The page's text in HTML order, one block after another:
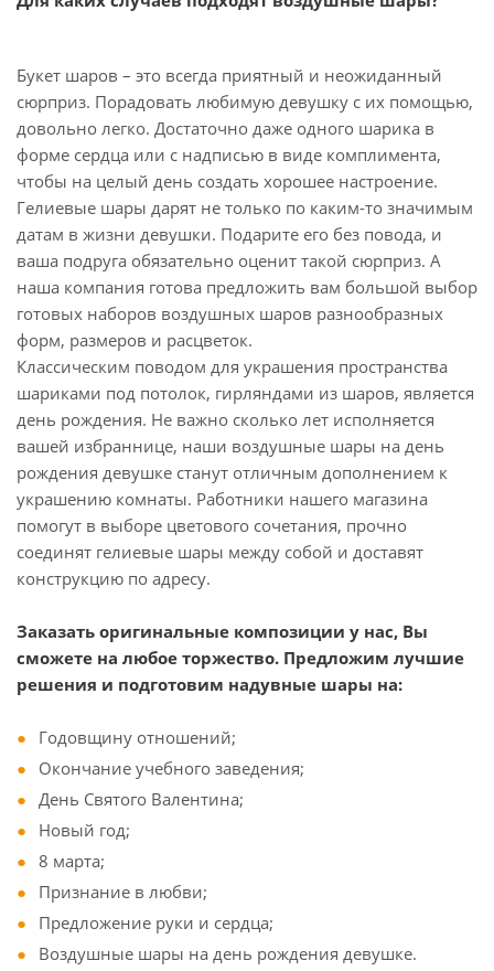
Букет шаров – это всегда приятный и неожиданный
сюрприз. Порадовать любимую девушку с их помощью,
довольно легко. Достаточно даже одного шарика в
форме сердца или с надписью в виде комплимента,
чтобы на целый день создать хорошее настроение.
Гелиевые шары дарят не только по каким-то значимым
датам в жизни девушки. Подарите его без повода, и
ваша подруга обязательно оценит такой сюрприз. А
наша компания готова предложить вам большой выбор
готовых наборов воздушных шаров разнообразных
форм, размеров и расцветок.
Классическим поводом для украшения пространства
шариками под потолок, гирляндами из шаров, является
день рождения. Не важно сколько лет исполняется
вашей избраннице, наши воздушные шары на день
рождения девушке станут отличным дополнением к
украшению комнаты. Работники нашего магазина
помогут в выборе цветового сочетания, прочно
соединят гелиевые шары между собой и доставят
конструкцию по адресу.
Заказать оригинальные композиции у нас, Вы
сможете на любое торжество. Предложим лучшие
решения и подготовим надувные шары на:
Годовщину отношений;
Окончание учебного заведения;
День Святого Валентина;
Новый год;
8 марта;
Признание в любви;
Предложение руки и сердца;
Воздушные шары на день рождения девушке.